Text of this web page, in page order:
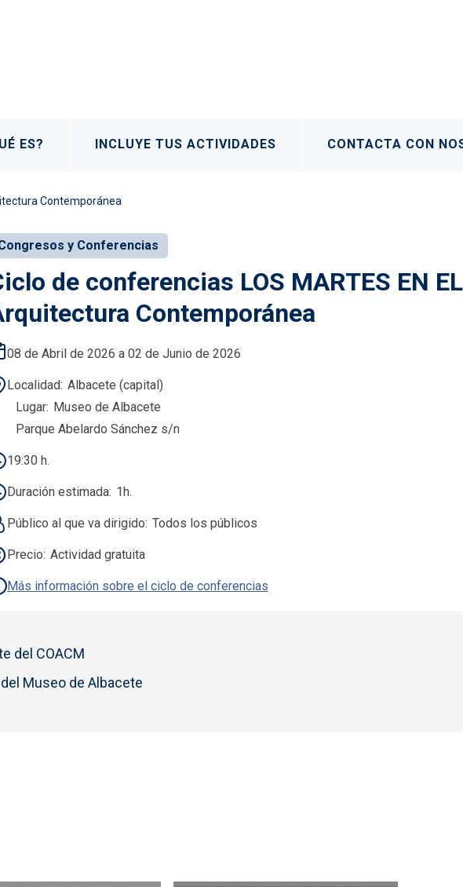
ES? INCLUYE TUS ACTIVIDADES CONTACTA CON
Contemporánea
y Conferencias
de conferencias LOS MARTES EN
Contemporánea
08 de Abril de 2026 a 02 de Junio de 2026
Localidad Albacete (capital)
Lugar Museo de Albacete
Parque Abelardo Sánchez s/n
19:30 h.
Duración estimada 1h.
Público al que va dirigido Todos los públicos
Precio Actividad gratuita
Más información sobre el ciclo de conferencias
del COACM
Museo de Albacete